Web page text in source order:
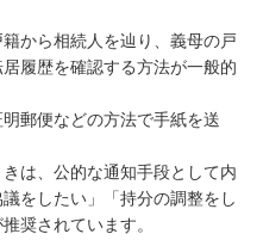
から相続人を辿り、義母の戸
履歴を確認する方法が一般的
郵便などの方法で手紙を送
は、公的な通知手段として内
をしたい」「持分の調整をし
奨されています。